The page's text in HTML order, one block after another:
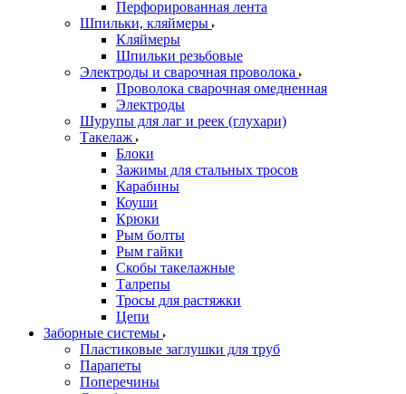
Перфорированная лента
Шпильки, кляймеры
Кляймеры
Шпильки резьбовые
Электроды и сварочная проволока
Проволока сварочная омедненная
Электроды
Шурупы для лаг и реек (глухари)
Такелаж
Блоки
Зажимы для стальных тросов
Карабины
Коуши
Крюки
Рым болты
Рым гайки
Скобы такелажные
Талрепы
Тросы для растяжки
Цепи
Заборные системы
Пластиковые заглушки для труб
Парапеты
Поперечины